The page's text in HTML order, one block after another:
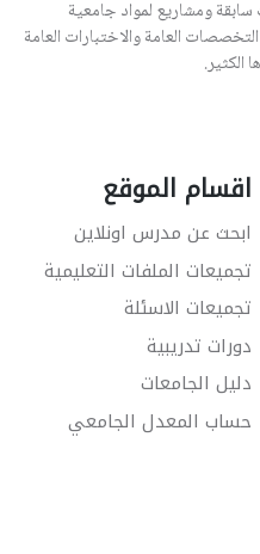
ومشاريع لمواد جامعية
العامة والاختبارات العامة
اقسام الموقع
ابحث عن مدرس اونلاين
تجميعات الملفات التعليمية
تجميعات الاسئلة
دورات تدريبية
دليل الجامعات
حساب المعدل الجامعي